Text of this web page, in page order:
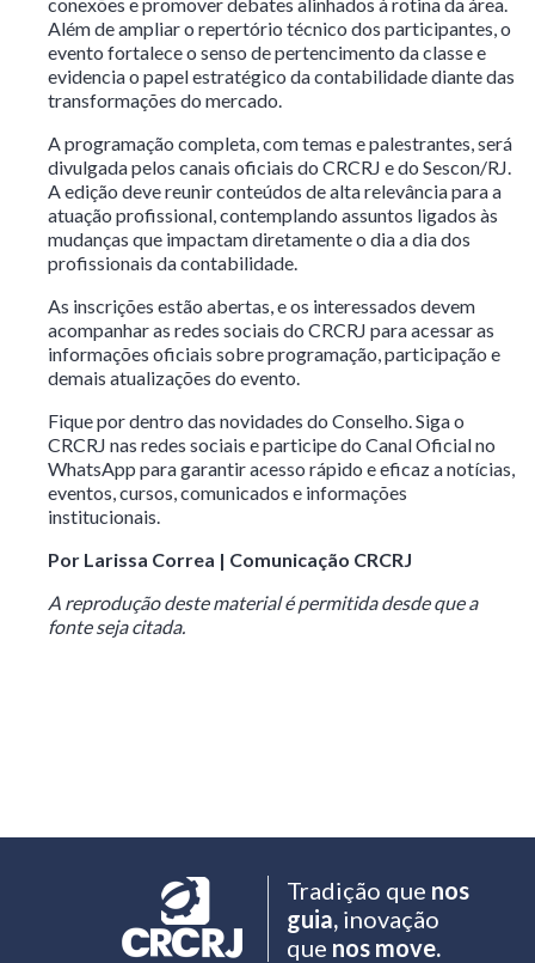
Além de ampliar o repertório técnico dos participantes, o
evento fortalece o senso de pertencimento da classe e
evidencia o papel estratégico da contabilidade diante das
transformações do mercado.
A programação completa, com temas e palestrantes, será
divulgada pelos canais oficiais do CRCRJ e do Sescon/RJ.
A edição deve reunir conteúdos de alta relevância para a
atuação profissional, contemplando assuntos ligados às
mudanças que impactam diretamente o dia a dia dos
profissionais da contabilidade.
As inscrições estão abertas, e os interessados devem
acompanhar as redes sociais do CRCRJ para acessar as
informações oficiais sobre programação, participação e
demais atualizações do evento.
Fique por dentro das novidades do Conselho. Siga o
CRCRJ nas redes sociais e participe do Canal Oficial no
WhatsApp para garantir acesso rápido e eficaz a notícias,
eventos, cursos, comunicados e informações
institucionais.
Por Larissa Correa | Comunicação CRCRJ
A reprodução deste material é permitida desde que a
fonte seja citada.
Tradição que nos
guia,inovação
que nos move.